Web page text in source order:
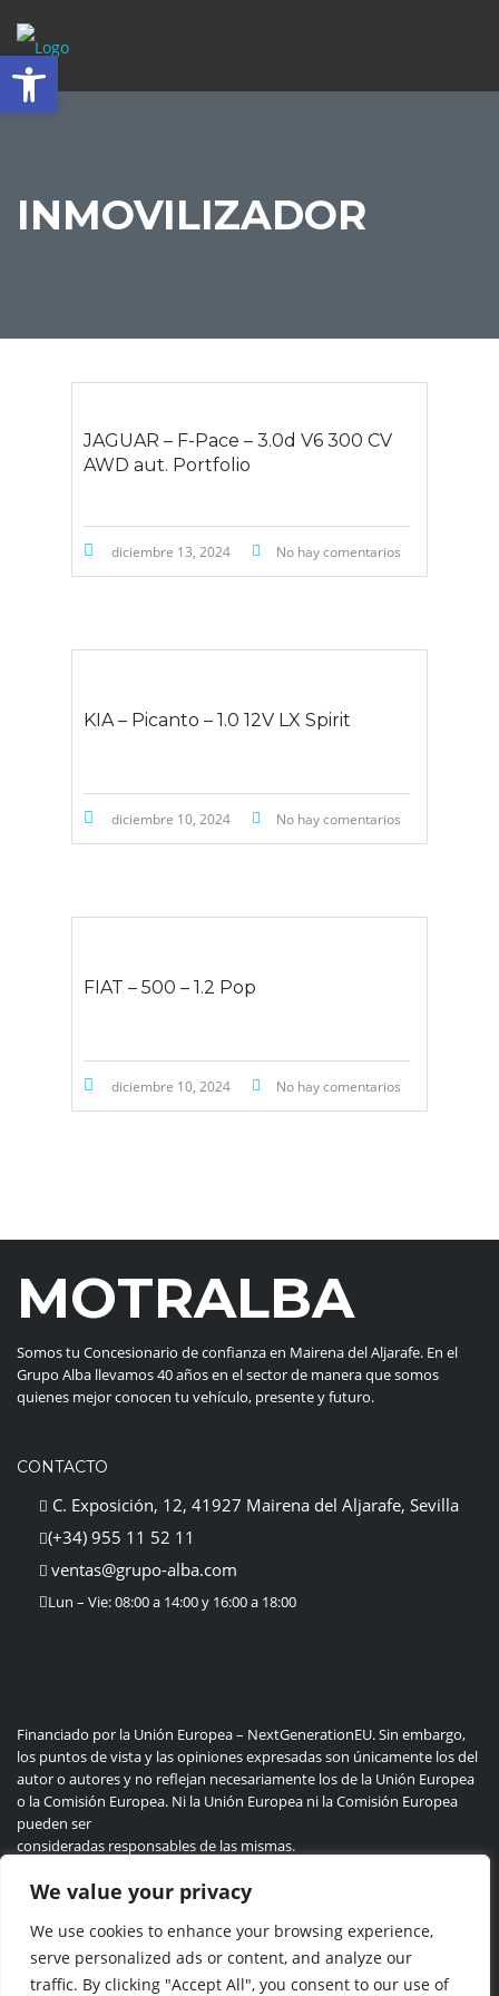
We value your privacy
We use cookies to enhance your browsing experience,
serve personalized ads or content, and analyze our
traffic. By clicking "Accept All", you consent to our use of
INMOVILIZADOR
JAGUAR – F-Pace – 3.0d V6 300 CV
AWD aut. Portfolio
diciembre 13, 2024 No hay comentarios
KIA – Picanto – 1.0 12V LX Spirit
diciembre 10, 2024 No hay comentarios
FIAT – 500 – 1.2 Pop
diciembre 10, 2024 No hay comentarios
MOTRALBA
Somos tu Concesionario de confianza en Mairena del Aljarafe. En el
Grupo Alba llevamos 40 años en el sector de manera que somos
quienes mejor conocen tu vehículo, presente y futuro.
CONTACTO
C. Exposición, 12, 41927 Mairena del Aljarafe, Sevilla
(+34) 955 11 52 11
ventas@grupo-alba.com
Lun – Vie: 08:00 a 14:00 y 16:00 a 18:00
Financiado por la Unión Europea – NextGenerationEU. Sin embargo,
los puntos de vista y las opiniones expresadas son únicamente los del
autor o autores y no reflejan necesariamente los de la Unión Europea
o la Comisión Europea. Ni la Unión Europea ni la Comisión Europea
pueden ser
consideradas responsables de las mismas.
Politica de privacidad Cookie
Abrir barra de herramientas